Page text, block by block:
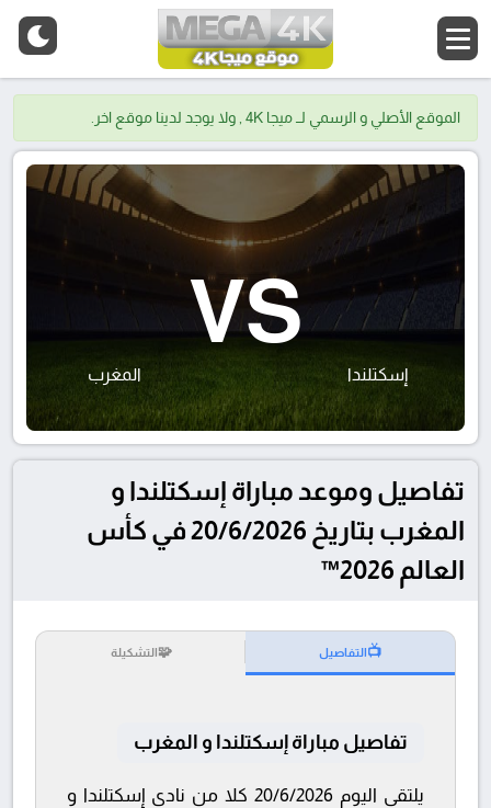
الموقع الأصلي و الرسمي لــ ميجا 4K , ولا يوجد لدينا موقع اخر.
إسكتلندا
VS
المغرب
تفاصيل وموعد مباراة إسكتلندا و
المغرب بتاريخ 20/6/2026 في كأس
العالم 2026™
📺التفاصيل 🧩التشكيلة
تفاصيل مباراة إسكتلندا و المغرب
يلتقى اليوم 20/6/2026 كلا من نادى إسكتلندا و